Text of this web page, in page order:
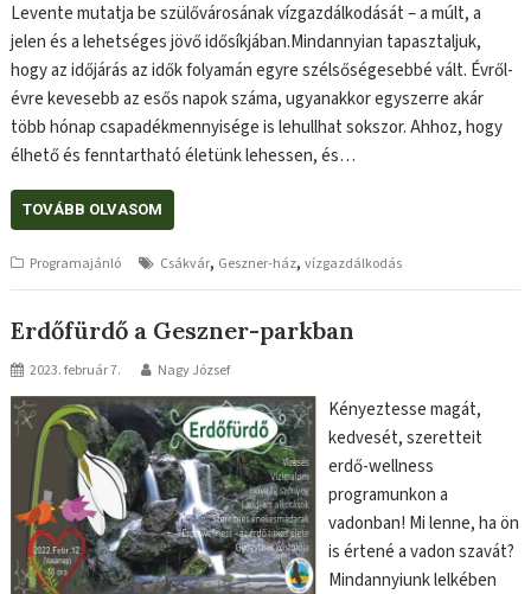
Levente mutatja be szülővárosának vízgazdálkodását – a múlt, a
jelen és a lehetséges jövő idősíkjában.Mindannyian tapasztaljuk,
hogy az időjárás az idők folyamán egyre szélsőségesebbé vált. Évről-
évre kevesebb az esős napok száma, ugyanakkor egyszerre akár
több hónap csapadékmennyisége is lehullhat sokszor. Ahhoz, hogy
élhető és fenntartható életünk lehessen, és…
TOVÁBB OLVASOM
Programajánló Csákvár, Geszner-ház,vízgazdálkodás
Erdőfürdő a Geszner-parkban
2023. február 7. Nagy József
Kényeztesse magát,
kedvesét, szeretteit
erdő-wellness
programunkon a
vadonban! Mi lenne, ha ön
is értené a vadon szavát?
Mindannyiunk lelkében